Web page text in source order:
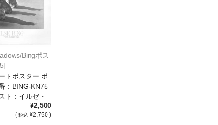
Bingポス
トポスター ポ
：BING-KN75
ト：イルゼ・
¥2,500
( 税込 ¥2,750 )